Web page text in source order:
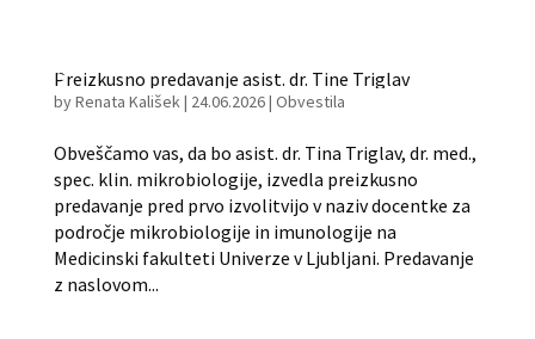
Preizkusno predavanje asist. dr. Tine Triglav
byRenata Kališek| 24.06.2026| Obvestila
Obveščamo vas, da bo asist. dr. Tina Triglav, dr. med.,
spec. klin. mikrobiologije, izvedla preizkusno
predavanje pred prvo izvolitvijo v naziv docentke za
področje mikrobiologije in imunologije na
Medicinski fakulteti Univerze v Ljubljani. Predavanje
z naslovom...